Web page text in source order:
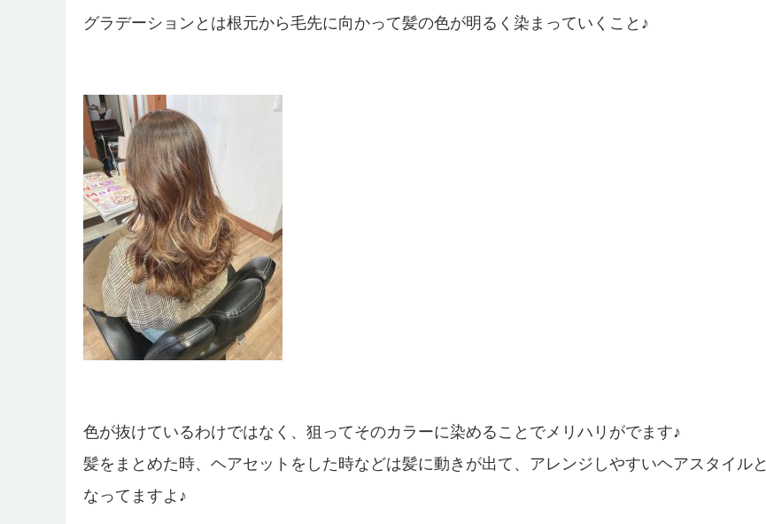
グラデーションとは根元から毛先に向かって髪の色が明るく染まっていくこと♪
色が抜けているわけではなく、狙ってそのカラーに染めることでメリハリがでます♪
髪をまとめた時、ヘアセットをした時などは髪に動きが出て、アレンジしやすいヘアスタイルと
なってますよ♪